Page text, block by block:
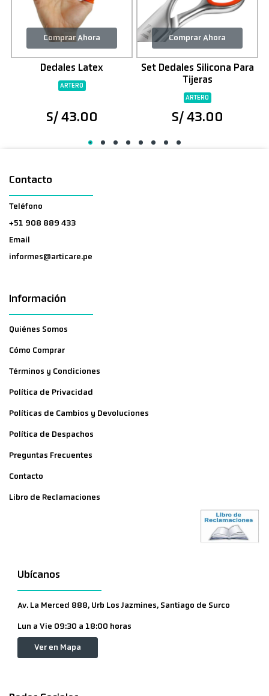
Comprar Ahora
Dedales Latex
ARTERO
S/ 43.00
Comprar Ahora
Set Dedales Silicona Para
Tijeras
ARTERO
S/ 43.00
Contacto
Teléfono
+51 908 889 433
Email
informes@articare.pe
Información
Quiénes Somos
Cómo Comprar
Términos y Condiciones
Política de Privacidad
Políticas de Cambios y Devoluciones
Política de Despachos
Preguntas Frecuentes
Contacto
Libro de Reclamaciones
Ubícanos
Av. La Merced 888, Urb Los Jazmines, Santiago de Surco
Lun a Vie 09:30 a 18:00 horas
Ver en Mapa